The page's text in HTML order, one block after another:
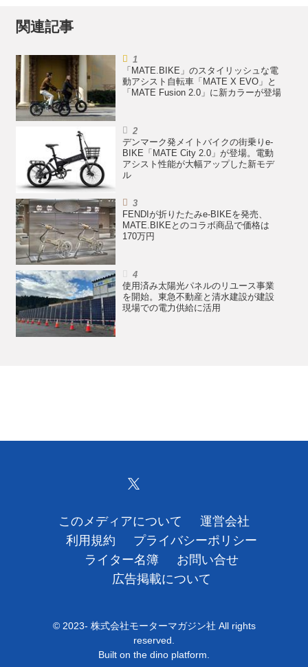
関連記事
「MATE.BIKE」のスタイリッシュな電
動アシスト自転車「MATE X EVO」と
「MATE Fusion 2.0」に新カラーが登場
デンマーク発メイトバイクの街乗りe-
BIKE「MATE City 2.0」が登場。電動
アシスト性能が大幅アップした新モデ
ル
FENDIが折りたたみe-BIKEを発売、
MATE.BIKEとのコラボ商品で価格は
170万円
使用済み太陽光パネルのリユース事業
を開始。東急不動産と清水建設が建設
現場での電力供給に活用
このメディアについて
運営会社
利用規約
プライバシーポリシー
ライター名簿
お問い合せ
広告掲載について
© 2023- 株式会社モーターマガジン社 All rights
reserved.
Built on the dino platform.